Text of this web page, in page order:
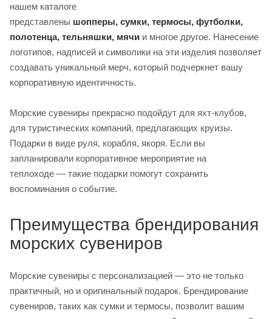
нашем каталоге
представлены шопперы, сумки, термосы, футболки,
полотенца, тельняшки, мячи и многое другое. Нанесение
логотипов, надписей и символики на эти изделия позволяет
создавать уникальный мерч, который подчеркнет вашу
корпоративную идентичность.
Морские сувениры прекрасно подойдут для яхт-клубов,
для туристических компаний, предлагающих круизы.
Подарки в виде руля, корабля, якоря. Если вы
запланировали корпоративное мероприятие на
теплоходе — такие подарки помогут сохранить
воспоминания о событие.
Преимущества брендирования
морских сувениров
Морские сувениры с персонализацией — это не только
практичный, но и оригинальный подарок. Брендирование
сувениров, таких как сумки и термосы, позволит вашим